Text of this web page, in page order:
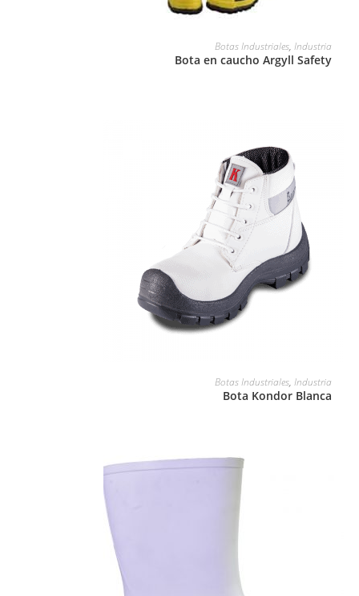
Botas Industriales,Industria
Bota en caucho Argyll Safety
Botas Industriales,Industria
Bota Kondor Blanca